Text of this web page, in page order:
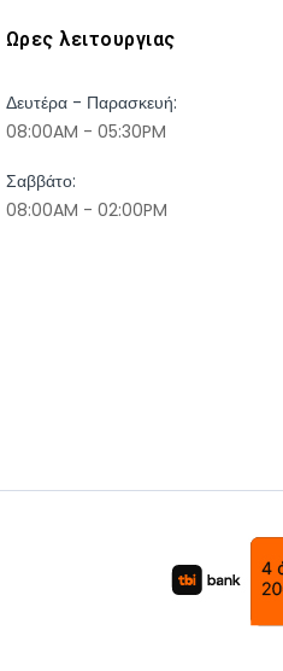
Ωρες λειτουργιας
Δευτέρα - Παρασκευή:
08:00AM - 05:30PM
Σαββάτο:
08:00AM - 02:00PM